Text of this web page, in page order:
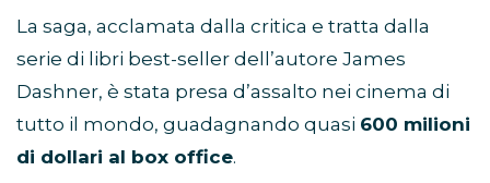
La saga, acclamata dalla critica e tratta dalla
serie di libri best-seller dell’autore James
Dashner, è stata presa d’assalto nei cinema di
tutto il mondo, guadagnando quasi 600 milioni
di dollari al box office.